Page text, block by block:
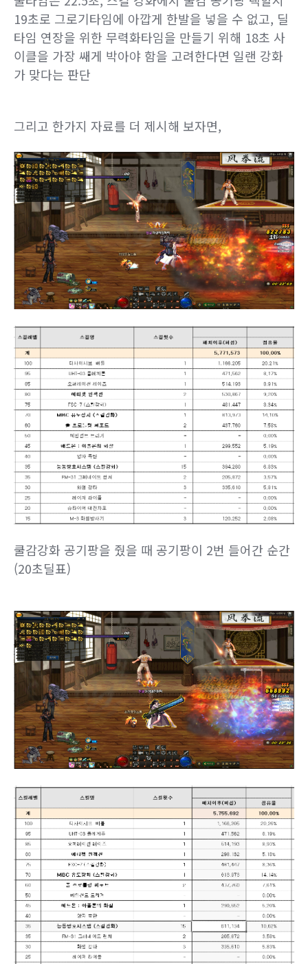
19초로 그로기타임에 아깝게 한발을 넣을 수 없고, 딜
타임 연장을 위한 무력화타임을 만들기 위해 18초 사
이클을 가장 쌔게 박아야 함을 고려한다면 일랜 강화
가 맞다는 판단
그리고 한가지 자료를 더 제시해 보자면,
쿨감강화 공기팡을 줬을 때 공기팡이 2번 들어간 순간
(20초딜표)